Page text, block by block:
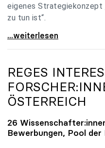
eigenes Strategiekonzept
zu tun ist“.
Universitäten:
...weiterlesen
REGES
ÖSTERREICH
26
Bewerbungen, Pool